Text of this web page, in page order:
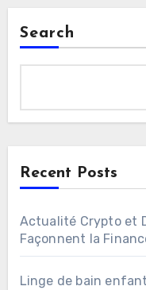
Search
Recent Posts
Actualité Crypto et
Façonnent la
Linge de bain